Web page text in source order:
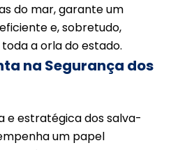
do mar, garante um
e, sobretudo,
a orla do estado.
na Segurança dos
e estratégica dos salva-
um papel